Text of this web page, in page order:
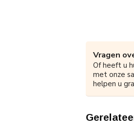
Vragen
Of heeft u
met onze
helpen u